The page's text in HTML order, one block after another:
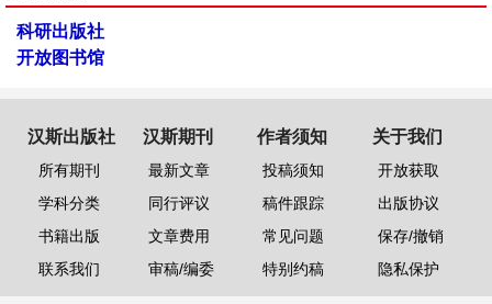
科研出版社
开放图书馆
汉斯出版社
所有期刊
学科分类
书籍出版
联系我们
汉斯期刊
最新文章
同行评议
文章费用
审稿/编委
作者须知
投稿须知
稿件跟踪
常见问题
特别约稿
关于我们
开放获取
出版协议
保存/撤销
隐私保护